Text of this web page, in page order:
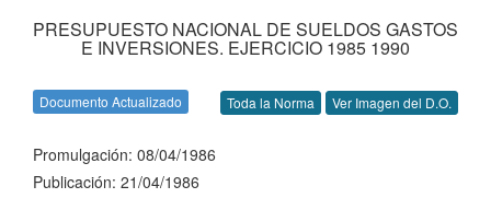
PRESUPUESTO NACIONAL DE SUELDOS GASTOS
E INVERSIONES. EJERCICIO 1985 1990
Documento Actualizado Toda la Norma Ver Imagen del D.O.
Promulgación: 08/04/1986
Publicación: 21/04/1986